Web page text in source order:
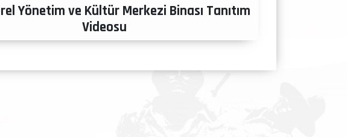
Yönetim ve Kültür Merkezi Binası Tanıtım
Videosu